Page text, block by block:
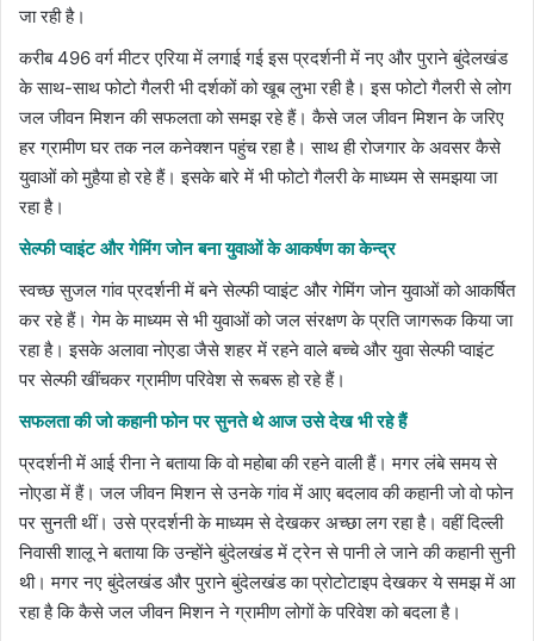
जा रही है।
करीब 496 वर्ग मीटर एरिया में लगाई गई इस प्रदर्शनी में नए और पुराने बुंदेलखंड
के साथ-साथ फोटो गैलरी भी दर्शकों को खूब लुभा रही है। इस फोटो गैलरी से लोग
जल जीवन मिशन की सफलता को समझ रहे हैं। कैसे जल जीवन मिशन के जरिए
हर ग्रामीण घर तक नल कनेक्शन पहुंच रहा है। साथ ही रोजगार के अवसर कैसे
युवाओं को मुहैया हो रहे हैं। इसके बारे में भी फोटो गैलरी के माध्यम से समझया जा
रहा है।
सेल्फी प्वाइंट और गेमिंग जोन बना युवाओं के आकर्षण का केन्द्र
स्वच्छ सुजल गांव प्रदर्शनी में बने सेल्फी प्वाइंट और गेमिंग जोन युवाओं को आकर्षित
कर रहे हैं। गेम के माध्यम से भी युवाओं को जल संरक्षण के प्रति जागरूक किया जा
रहा है। इसके अलावा नोएडा जैसे शहर में रहने वाले बच्चे और युवा सेल्फी प्वाइंट
पर सेल्फी खींचकर ग्रामीण परिवेश से रूबरू हो रहे हैं।
सफलता की जो कहानी फोन पर सुनते थे आज उसे देख भी रहे हैं
प्रदर्शनी में आई रीना ने बताया कि वो महोबा की रहने वाली हैं। मगर लंबे समय से
नोएडा में हैं। जल जीवन मिशन से उनके गांव में आए बदलाव की कहानी जो वो फोन
पर सुनती थीं। उसे प्रदर्शनी के माध्यम से देखकर अच्छा लग रहा है। वहीं दिल्ली
निवासी शालू ने बताया कि उन्होंने बुंदेलखंड में ट्रेन से पानी ले जाने की कहानी सुनी
थी। मगर नए बुंदेलखंड और पुराने बुंदेलखंड का प्रोटोटाइप देखकर ये समझ में आ
रहा है कि कैसे जल जीवन मिशन ने ग्रामीण लोगों के परिवेश को बदला है।